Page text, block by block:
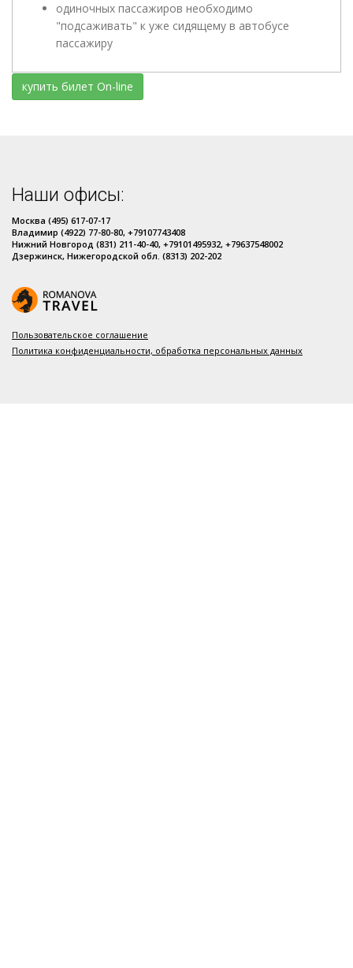
одиночных пассажиров необходимо
"подсаживать" к уже сидящему в автобусе
пассажиру
купить билет On-line
Наши офисы:
Москва (495) 617-07-17
Владимир (4922) 77-80-80, +79107743408
Нижний Новгород (831) 211-40-40, +79101495932, +79637548002
Дзержинск, Нижегородской обл. (8313) 202-202
Пользовательское соглашение
Политика конфиденциальности, обработка персональных данных